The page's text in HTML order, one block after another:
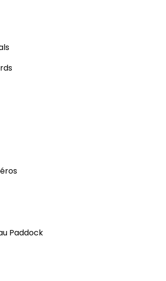
Paddock